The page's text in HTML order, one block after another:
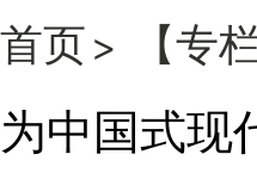
首页> 【专
为中国式现